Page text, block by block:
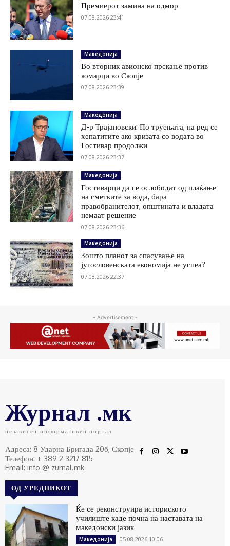
Премиерот замина на одмор
07.08.2026 23:41
Македонија
Во вторник авионско прскање против
комарци во Скопје
07.08.2026 23:39
Македонија
Д-р Трајановски: По труењата, на ред се
хепатитите ако кризата со водата во
Гостивар продолжи
07.08.2026 23:37
Македонија
Гостиварци да се ослободат од плаќање
на сметките за вода, бара
правобранителот, општината и владата
немаат решение
07.08.2026 23:36
Македонија
Зошто планот за спасување на
југословенската економија не успеа?
07.08.2026 22:37
- Advertisement -
Журнал .мк
независен информативен портал
Адреса: 8 Ударна Бригада 20б, Скопје
Телефон: + 389 2 3217 815
Email: info @ zurnal.mk
ОД УРЕДНИКОТ
Ќе се реконструира историското
училиште каде почна на наставата на
македонски јазик
Македонија 05.08.2026 10:06